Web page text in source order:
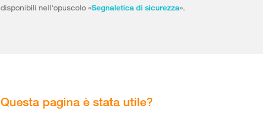
disponibili nell'opuscolo «Segnaletica di sicurezza».
Questa pagina è stata utile?